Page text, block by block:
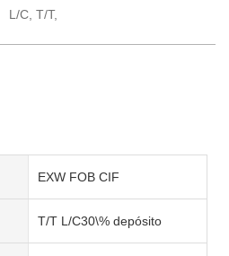
L/C, T/T,
EXW FOB CIF
T/T L/C30\% depósito